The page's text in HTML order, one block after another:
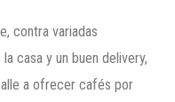
contra variadas
casa y un buen delivery,
a ofrecer cafés por